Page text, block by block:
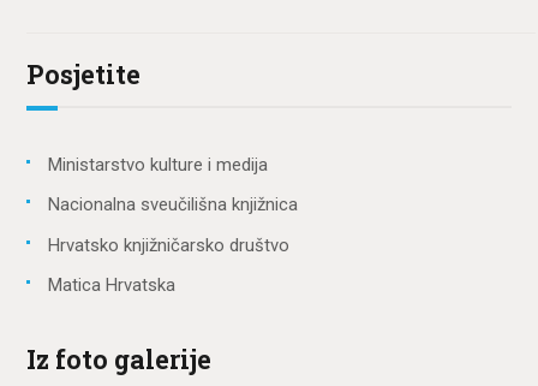
Posjetite
Ministarstvo kulture i medija
Nacionalna sveučilišna knjižnica
Hrvatsko knjižničarsko društvo
Matica Hrvatska
Iz foto galerije